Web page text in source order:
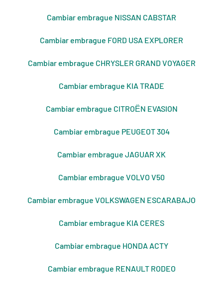
Cambiar embrague NISSAN CABSTAR
Cambiar embrague FORD USA EXPLORER
Cambiar embrague CHRYSLER GRAND VOYAGER
Cambiar embrague KIA TRADE
Cambiar embrague CITROЁN EVASION
Cambiar embrague PEUGEOT 304
Cambiar embrague JAGUAR XK
Cambiar embrague VOLVO V50
Cambiar embrague VOLKSWAGEN ESCARABAJO
Cambiar embrague KIA CERES
Cambiar embrague HONDA ACTY
Cambiar embrague RENAULT RODEO